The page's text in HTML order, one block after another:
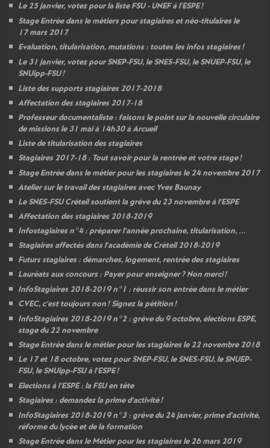
Le 25 janvier, votez pour la listeFSU-UNEFà l’ESPE!
Stage Entrée dans le métiers pour stagiaires et néo-titulaires le
17 mars 2017
Evaluation, titularisation, mutations : toutes les infos stagiaires!
Le 31 janvier, votez pourSNEP-FSU, leSNES-FSU, leSNUEP-FSU, le
SNUipp-FSU!
Liste des supports stagiaires 2017-2018
Affectation des stagiaires 2017-18
Professeur documentaliste : faisons le point sur la nouvelle circulaire
de missions le 31 mai à 14h30 à Arcueil
Liste de titularisation des stagiaires
Stagiaires 2017-18 : Tout savoir pour la rentrée et votre stage!
Stage Entrée dans le métier pour les stagiaires le 24 novembre 2017
Atelier sur le travail des stagiaires avec Yves Baunay
LeSNES-FSUCréteil soutient la grève du 23 novembre à l’ESPE
Affectation des stagiaires 2018-2019
Infostagiaires n°4 : préparer l’année prochaine, titularisation, ...
Stagiaires affectés dans l’académie de Créteil 2018-2019
Futurs stagiaires : démarches, logement, rentrée des stagiaires
Lauréats aux concours : Payer pour enseigner ? Non merci!
InfoStagiaires 2018-2019 n°1 : réussir son entrée dans le métier
CVEC, c’est toujours non! Signez la pétition!
InfoStagiaires 2018-2019 n°2 : grève du 9 octobre, électionsESPE,
stage du 22 novembre
Stage Entrée dans le métier pour les stagiaires le 22 novembre 2018
Le 17 et 18 octobre, votez pourSNEP-FSU, leSNES-FSU, leSNUEP-
FSU, le SNUipp-FSUà l’ESPE!
Elections à l’ESPE: la FSUen tête
Stagiaires : demandez la prime d’activité!
InfoStagiaires 2018-2019 n°3 : grève du 24 janvier, prime d’activité,
réforme du lycée et de la formation
Stage Entrée dans le Métier pour les stagiaires le 26 mars 2019